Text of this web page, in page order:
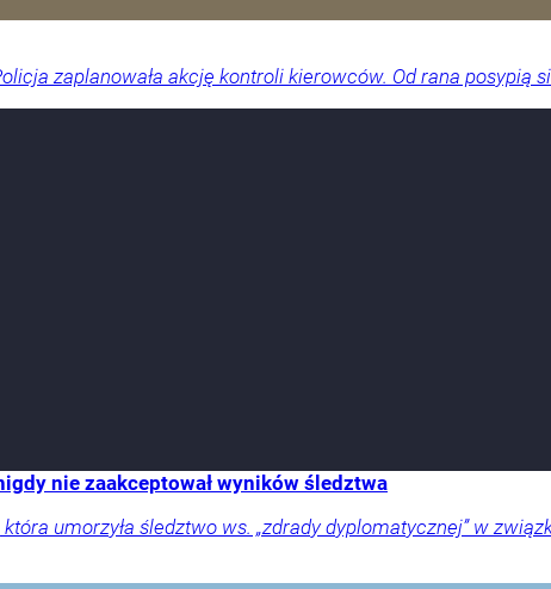
zaplanowała akcję kontroli kierowców. Od rana posypią
nie zaakceptował wyników śledztwa
umorzyła śledztwo ws. „zdrady dyplomatycznej” w